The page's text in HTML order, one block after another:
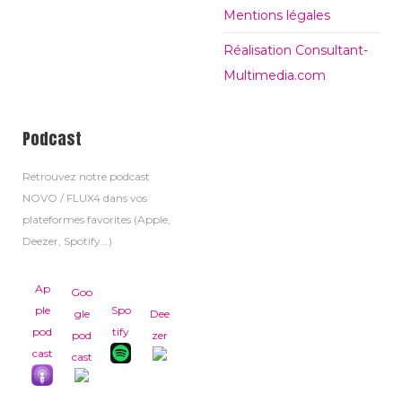
Mentions légales
Réalisation Consultant-
Multimedia.com
Podcast
Retrouvez notre podcast
NOVO / FLUX4 dans vos
plateformes favorites (Apple,
Deezer, Spotify...)
Ap
ple
pod
cast
Goo
gle
pod
cast
Spo
tify
Dee
zer